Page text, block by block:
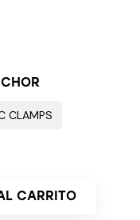
CLAMPS
CARRITO